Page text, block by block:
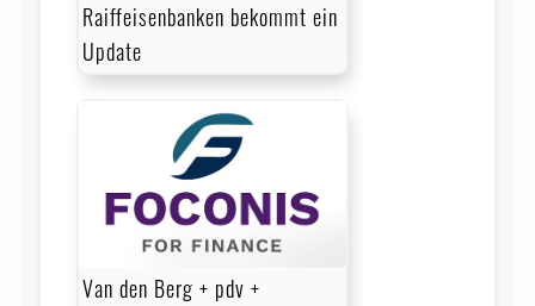
Raiffeisenbanken bekommt ein
Update
Van den Berg + pdv +